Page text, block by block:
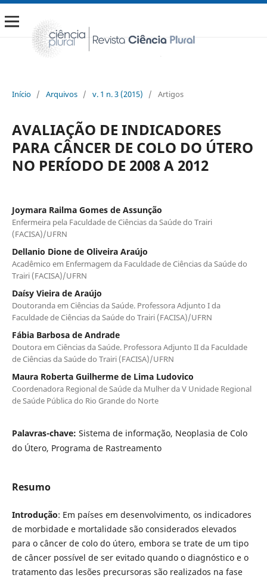
Início / Arquivos / v. 1 n. 3 (2015) / Artigos
AVALIAÇÃO DE INDICADORES
PARA CÂNCER DE COLO DO ÚTERO
NO PERÍODO DE 2008 A 2012
Joymara Railma Gomes de Assunção
Enfermeira pela Faculdade de Ciências da Saúde do Trairi
(FACISA)/UFRN
Dellanio Dione de Oliveira Araújo
Acadêmico em Enfermagem da Faculdade de Ciências da Saúde do
Trairi (FACISA)/UFRN
Daísy Vieira de Araújo
Doutoranda em Ciências da Saúde. Professora Adjunto I da
Faculdade de Ciências da Saúde do Trairi (FACISA)/UFRN
Fábia Barbosa de Andrade
Doutora em Ciências da Saúde. Professora Adjunto II da Faculdade
de Ciências da Saúde do Trairi (FACISA)/UFRN
Maura Roberta Guilherme de Lima Ludovico
Coordenadora Regional de Saúde da Mulher da V Unidade Regional
de Saúde Pública do Rio Grande do Norte
Palavras-chave: Sistema de informação, Neoplasia de Colo
do Útero, Programa de Rastreamento
Resumo
Introdução: Em países em desenvolvimento, os indicadores
de morbidade e mortalidade são considerados elevados
para o câncer de colo do útero, embora se trate de um tipo
de câncer possível de ser evitado quando o diagnóstico e o
tratamento das lesões precursoras são realizados na fase